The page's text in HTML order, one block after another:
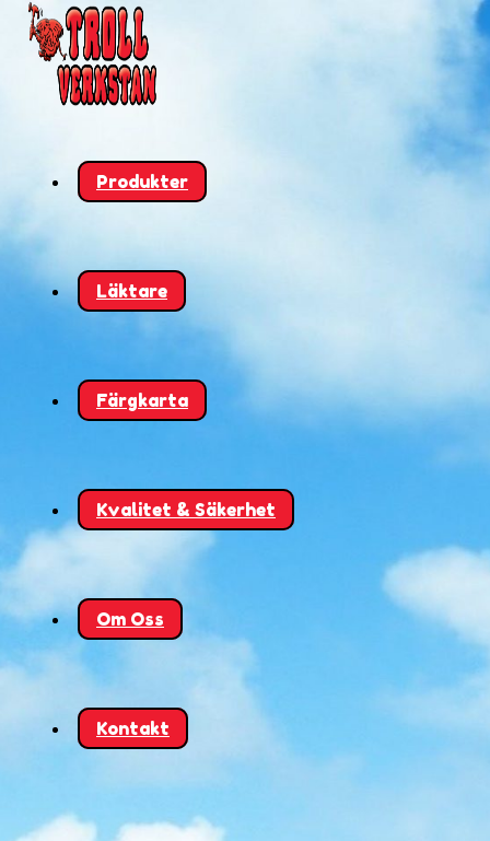
Produkter
Läktare
Färgkarta
Kvalitet & Säkerhet
Om Oss
Kontakt